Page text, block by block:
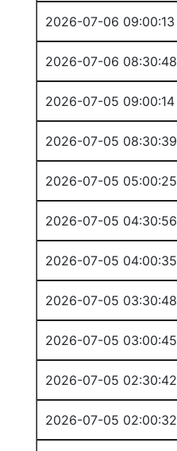
2026-07-06 09:00:13
2026-07-06 08:30:48
2026-07-05 09:00:14
2026-07-05 08:30:39
2026-07-05 05:00:25
2026-07-05 04:30:56
2026-07-05 04:00:35
2026-07-05 03:30:48
2026-07-05 03:00:45
2026-07-05 02:30:42
2026-07-05 02:00:32